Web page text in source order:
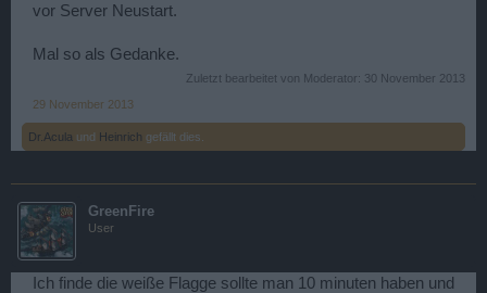
vor Server Neustart.
Mal so als Gedanke.
Zuletzt bearbeitet von Moderator: 30 November 2013
29 November 2013
Dr.Acula und Heinrich gefällt dies.
GreenFire
User
Ich finde die weiße Flagge sollte man 10 minuten haben und